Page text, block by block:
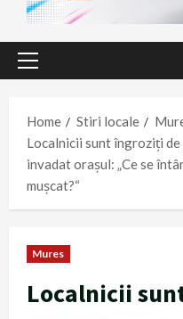
Primary
Home
Stiri locale
Localnicii sunt îngroziți
invadat orașul: „Ce se
mușcat?“
Mures
Localnicii